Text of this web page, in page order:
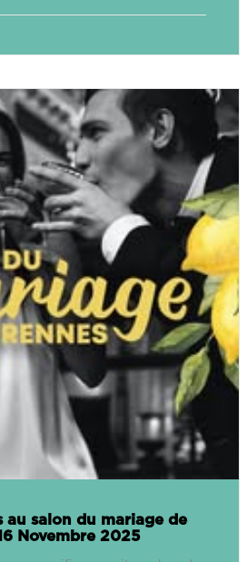
au salon du mariage de
Novembre 2025